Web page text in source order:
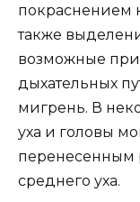
покраснением
также
возможные
дыхательных
мигрень. В
уха и головы
перенесенным
среднего уха.